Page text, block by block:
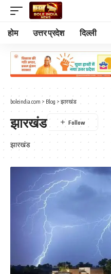
होम उत्तर प्रदेश दिल्ली
boleindia.com > Blog > झारखंड
झारखंड
झारखंड